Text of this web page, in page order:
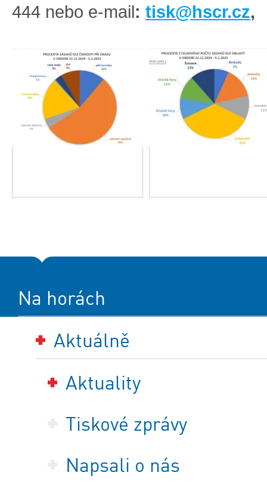
444 nebo e-mail: tisk@hscr.cz,
Na horách
Aktuálně
Aktuality
Tiskové zprávy
Napsali o nás